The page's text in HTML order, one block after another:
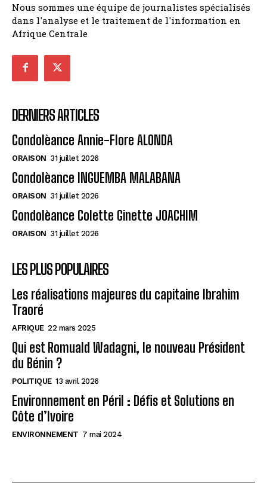
Nous sommes une équipe de journalistes spécialisés
dans l'analyse et le traitement de l'information en
Afrique Centrale
DERNIERS ARTICLES
Condolèance Annie-Flore ALONDA
ORAISON 31 juillet 2026
Condolèance INGUEMBA MALABANA
ORAISON 31 juillet 2026
Condolèance Colette Ginette JOACHIM
ORAISON 31 juillet 2026
LES PLUS POPULAIRES
Les réalisations majeures du capitaine Ibrahim
Traoré
AFRIQUE 22 mars 2025
Qui est Romuald Wadagni, le nouveau Président
du Bénin ?
POLITIQUE 13 avril 2026
Environnement en Péril : Défis et Solutions en
Côte d’Ivoire
ENVIRONNEMENT 7 mai 2024